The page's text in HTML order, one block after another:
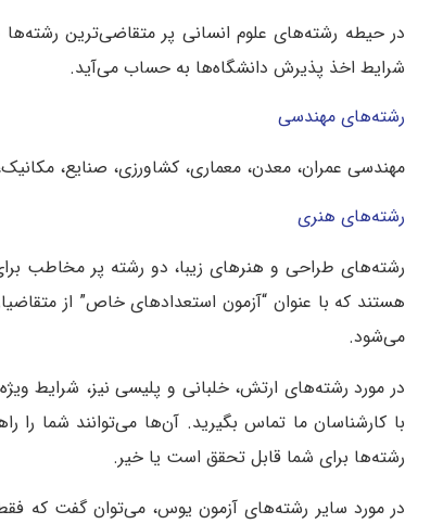
در حیطه رشته‌های علوم انسانی پر متقاضی‌ترین
شرایط اخذ پذیرش دانشگاه‌ها به حساب می‌آید.
رشته‌های مهندسی
مهندسی عمران، معدن، معماری، کشاورزی، صنایع،
رشته‌های هنری
رشته‌های طراحی و هنرهای زیبا، دو رشته پر مخاطب
هستند که با عنوان “آزمون استعدادهای خاص” از
می‌شود.
در مورد رشته‌های ارتش، خلبانی و پلیسی نیز، شرایط
با کارشناسان ما تماس بگیرید. آن‌ها می‌توانند شما
رشته‌ها برای شما قابل تحقق است یا خیر.
در مورد سایر رشته‌های آزمون یوس، می‌توان گفت که